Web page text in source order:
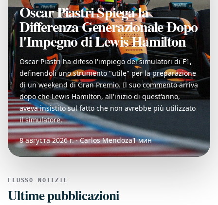
Oscar Piastri Spiega la
Differenza Generazionale Dopo
l'Impegno di Lewis Hamilton
Oscar Piastri ha difeso l'impiego dei simulatori di F1,
definendoli uno strumento "utile" per la preparazione
di un weekend di Gran Premio. Il suo commento arriva
dopo che Lewis Hamilton, all'inizio di quest'anno,
aveva insistito sul fatto che non avrebbe più utilizzato
il simulatore,
8 августа 2026 г. · Carlos Mendoza1 мин
FLUSSO NOTIZIE
Ultime pubblicazioni